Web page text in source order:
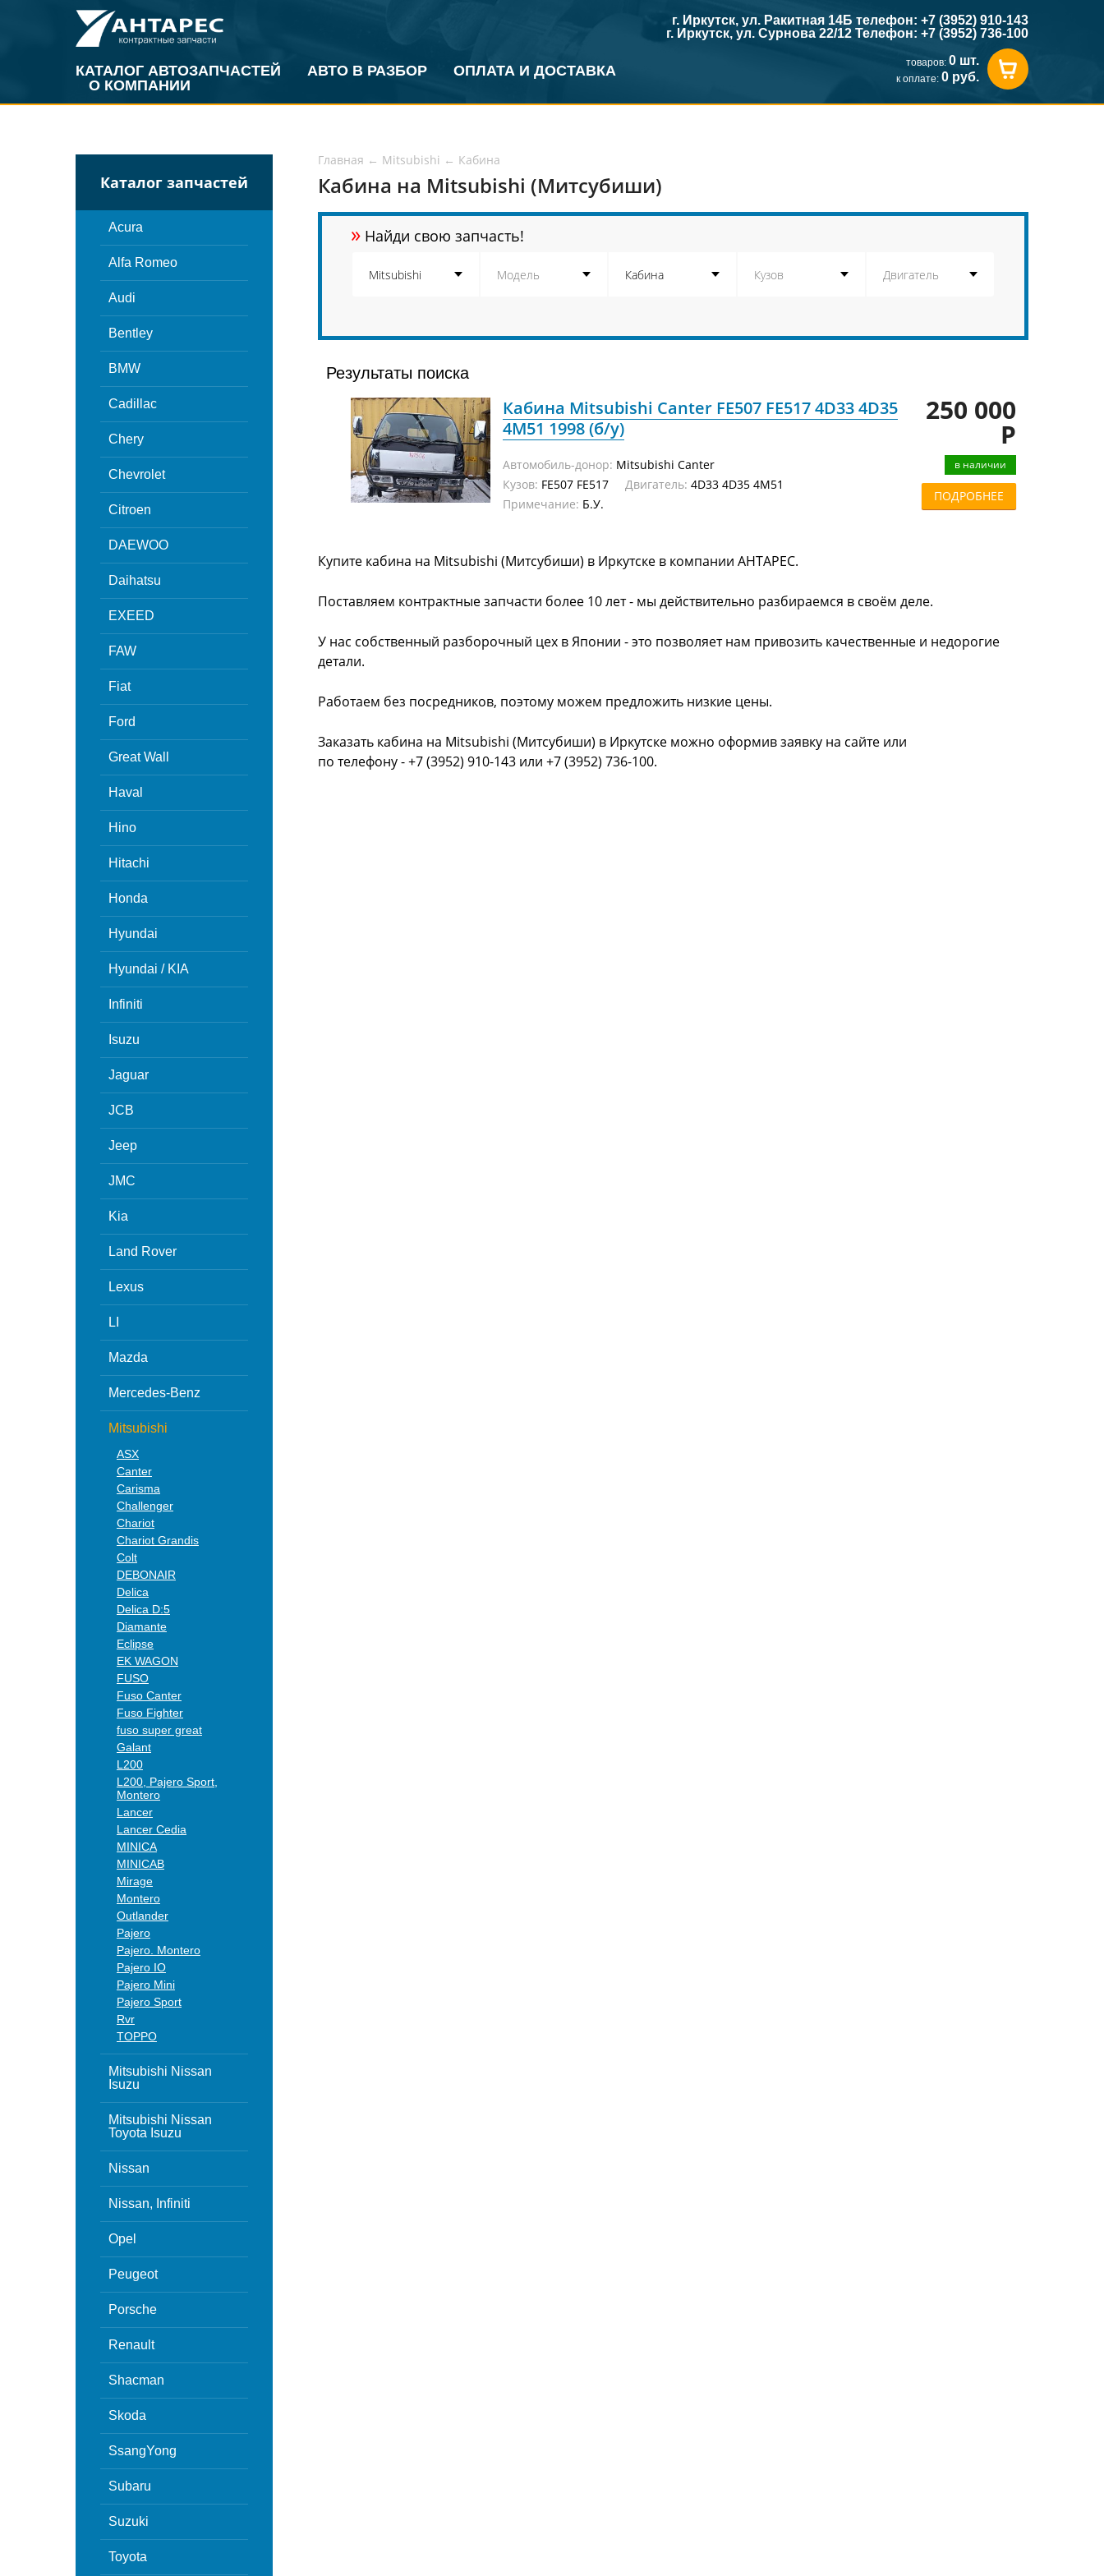
КАТАЛОГ АВТОЗАПЧАСТЕЙ АВТО В РАЗБОР
ОПЛАТА И ДОСТАВКА
О КОМПАНИИ
г. Иркутск, ул. Ракитная 14Б телефон: +7 (3952) 910-143
г. Иркутск, ул. Сурнова 22/12 Телефон: +7 (3952) 736-100
товаров: 0 шт.
к оплате: 0 руб.
Каталог запчастей
Acura
Alfa Romeo
Audi
Bentley
BMW
Cadillac
Chery
Chevrolet
Citroen
DAEWOO
Daihatsu
EXEED
FAW
Fiat
Ford
Great Wall
Haval
Hino
Hitachi
Honda
Hyundai
Hyundai / KIA
Infiniti
Isuzu
Jaguar
JCB
Jeep
JMC
Kia
Land Rover
Lexus
LI
Mazda
Mercedes-Benz
Mitsubishi
ASX
Canter
Carisma
Challenger
Chariot
Chariot Grandis
Colt
DEBONAIR
Delica
Delica D:5
Diamante
Eclipse
EK WAGON
FUSO
Fuso Canter
Fuso Fighter
fuso super great
Galant
L200
L200, Pajero Sport,
Montero
Lancer
Lancer Cedia
MINICA
MINICAB
Mirage
Montero
Outlander
Pajero
Pajero. Montero
Pajero IO
Pajero Mini
Pajero Sport
Rvr
TOPPO
Mitsubishi Nissan
Isuzu
Mitsubishi Nissan
Toyota Isuzu
Nissan
Nissan, Infiniti
Opel
Peugeot
Porsche
Renault
Shacman
Skoda
SsangYong
Subaru
Suzuki
Toyota
Главная ← Mitsubishi ← Кабина
Кабина на Mitsubishi (Митсубиши)
» Найди свою запчасть!
Результаты поиска
Кабина Mitsubishi Canter FE507 FE517 4D33 4D35
4M51 1998 (б/у)
Автомобиль-донор: Mitsubishi Canter
Кузов: FE507 FE517 Двигатель: 4D33 4D35 4M51
Примечание: Б.У.
250 000
Р
в наличии
ПОДРОБНЕЕ
Купите кабина на Mitsubishi (Митсубиши) в Иркутске в компании АНТАРЕС.
Поставляем контрактные запчасти более 10 лет - мы действительно разбираемся в своём деле.
У нас собственный разборочный цех в Японии - это позволяет нам привозить качественные и недорогие
детали.
Работаем без посредников, поэтому можем предложить низкие цены.
Заказать кабина на Mitsubishi (Митсубиши) в Иркутске можно оформив заявку на сайте или
по телефону - +7 (3952) 910-143 или +7 (3952) 736-100.